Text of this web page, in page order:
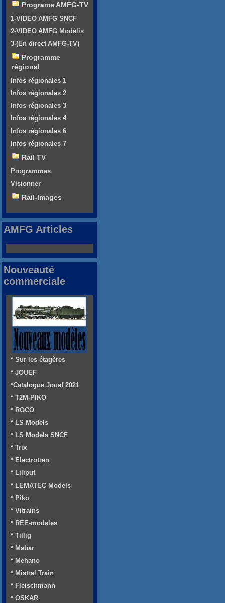
Programe AMFG-TV
1-VIDEO AMFG SNCF
2-VIDEO AMFG Modélis
3-(En direct AMFG-TV)
Programme
régional
Infos régionales 1
Infos régionales 2
Infos régionales 3
Infos régionales 4
Infos régionales 6
Infos régionales 7
Rail TV
Programmes
Visionner
Rail-Images
AMFG Articles
Nouveauté
commerciale
* Sur les étagères
* JOUEF
*Catalogue Jouef 2021
* T2M-PIKO
* ROCO
* LS Models
* LS Models SNCF
* Trix
* Electrotren
* Liliput
* LEMATEC Models
* Piko
* Vitrains
* REE-modeles
* Tillig
* Mabar
* Mehano
* Mistral Train
* Fleischmann
* OSKAR